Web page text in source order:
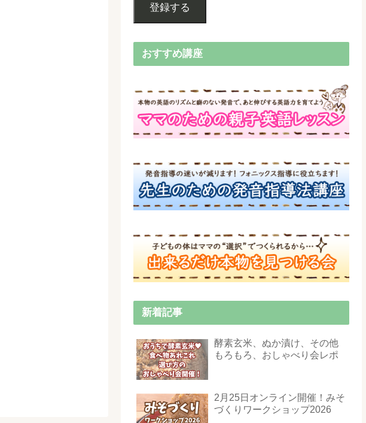
登録する
おすすめ講座
新着記事
酵素玄米、ぬか漬け、その他
もろもろ、おしゃべり会レポ
2月25日オンライン開催！みそ
づくりワークショップ2026